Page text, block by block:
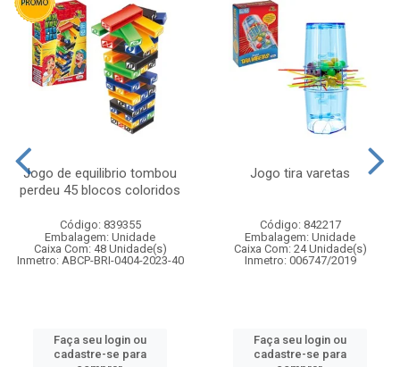
Jogo de equilibrio tombou
perdeu 45 blocos coloridos
Código: 839355
Embalagem: Unidade
Caixa Com: 48 Unidade(s)
Inmetro: ABCP-BRI-0404-2023-40
Faça seu login ou
cadastre-se para
Jogo tira varetas
Código: 842217
Embalagem: Unidade
Caixa Com: 24 Unidade(s)
Inmetro: 006747/2019
Faça seu login ou
cadastre-se para